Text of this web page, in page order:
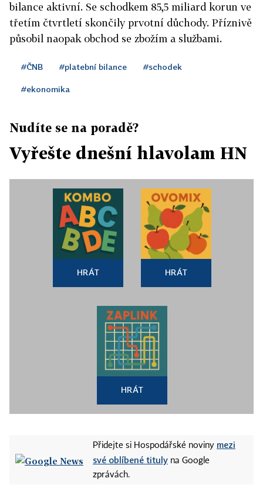
bilance aktivní. Se schodkem 85,5 miliard korun ve
třetím čtvrtletí skončily prvotní důchody. Příznivě
působil naopak obchod se zbožím a službami.
#ČNB #platební bilance #schodek
#ekonomika
Nudíte se na poradě?
Vyřešte dnešní hlavolam HN
HRÁT HRÁT
HRÁT
Přidejte si Hospodářské noviny mezi
své oblíbené tituly na Google
zprávách.